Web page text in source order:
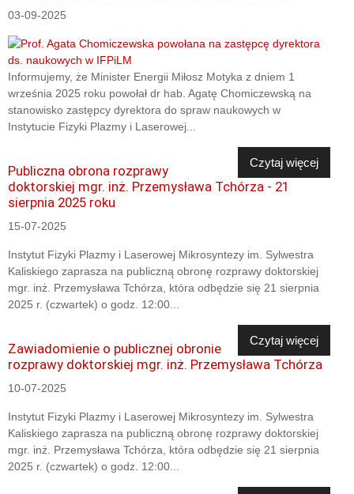
03-09-2025
Informujemy, że Minister Energii Miłosz Motyka z dniem 1
września 2025 roku powołał dr hab. Agatę Chomiczewską na
stanowisko zastępcy dyrektora do spraw naukowych w
Instytucie Fizyki Plazmy i Laserowej...
Czytaj więcej
Publiczna obrona rozprawy
doktorskiej mgr. inż. Przemysława Tchórza - 21
sierpnia 2025 roku
15-07-2025
Instytut Fizyki Plazmy i Laserowej Mikrosyntezy im. Sylwestra
Kaliskiego zaprasza na publiczną obronę rozprawy doktorskiej
mgr. inż. Przemysława Tchórza, która odbędzie się 21 sierpnia
2025 r. (czwartek) o godz. 12:00...
Czytaj więcej
Zawiadomienie o publicznej obronie
rozprawy doktorskiej mgr. inż. Przemysława Tchórza
10-07-2025
Instytut Fizyki Plazmy i Laserowej Mikrosyntezy im. Sylwestra
Kaliskiego zaprasza na publiczną obronę rozprawy doktorskiej
mgr. inż. Przemysława Tchórza, która odbędzie się 21 sierpnia
2025 r. (czwartek) o godz. 12:00...